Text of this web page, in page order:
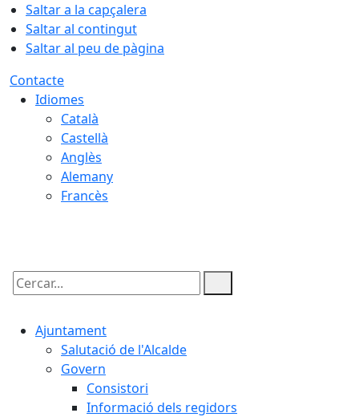
Saltar a la capçalera
Saltar al contingut
Saltar al peu de pàgina
Contacte
Idiomes
Català
Castellà
Anglès
Alemany
Francès
Cercar:
Ajuntament
Salutació de l'Alcalde
Govern
Consistori
Informació dels regidors